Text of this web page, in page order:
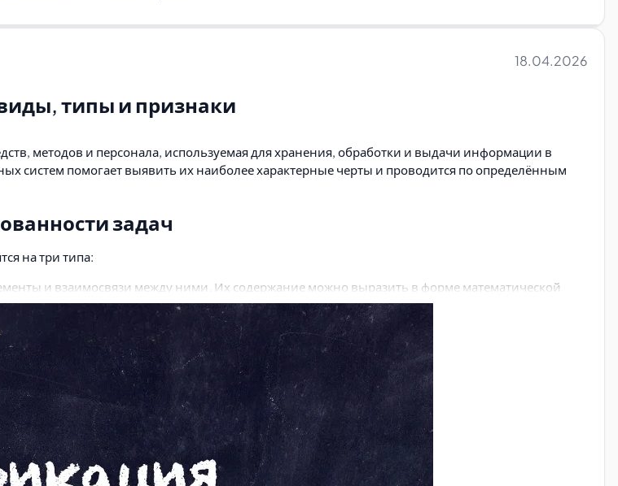
18.04.2026
типы и признаки
методов и персонала, используемая для хранения, обработки и выдачи информации в
систем помогает выявить их наиболее характерные черты и проводится по определённым
задач
на три типа:
и взаимосвязи между ними. Их содержание можно выразить в форме математической
выделить элементы и установить связи. Решение таких задач связано с большими
разработки алгоритма.
и связей между ними.
подразделяются на два вида:
ориентированы на обработку данных (поиск, сортировку, агрегирование, фильтрацию) и
к информации в базе данных и её частичную обработку.